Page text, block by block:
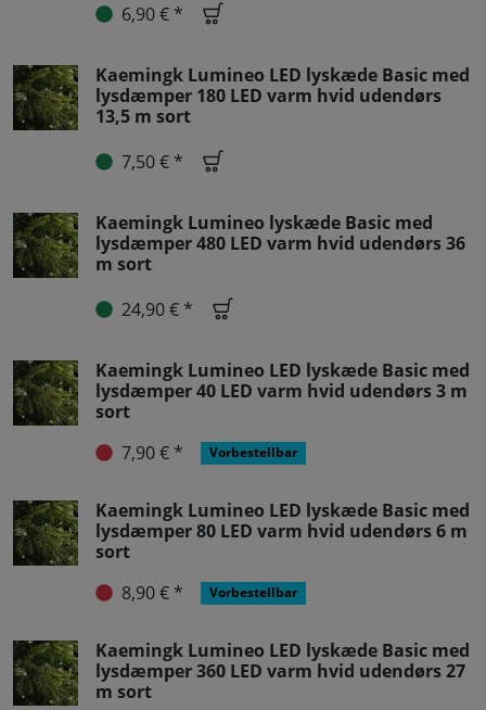
6,90 € *
Kaemingk Lumineo LED lyskæde Basic med
lysdæmper 180 LED varm hvid udendørs
13,5 m sort
7,50 € *
Kaemingk Lumineo lyskæde Basic med
lysdæmper 480 LED varm hvid udendørs 36
m sort
24,90 € *
Kaemingk Lumineo LED lyskæde Basic med
lysdæmper 40 LED varm hvid udendørs 3 m
sort
7,90 € *
Vorbestellbar
Kaemingk Lumineo LED lyskæde Basic med
lysdæmper 80 LED varm hvid udendørs 6 m
sort
8,90 € *
Vorbestellbar
Kaemingk Lumineo LED lyskæde Basic med
lysdæmper 360 LED varm hvid udendørs 27
m sort